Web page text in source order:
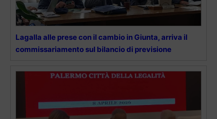
Lagalla alle prese con il cambio in Giunta, arriva il
commissariamento sul bilancio di previsione